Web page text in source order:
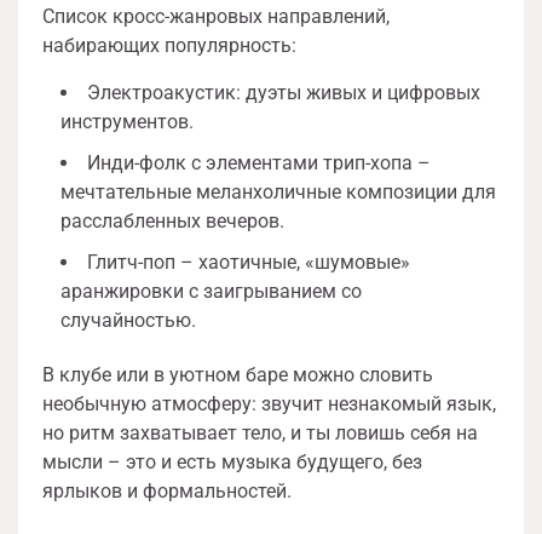
Список кросс-жанровых направлений,
набирающих популярность:
Электроакустик: дуэты живых и цифровых
инструментов.
Инди-фолк с элементами трип-хопа –
мечтательные меланхоличные композиции для
расслабленных вечеров.
Глитч-поп – хаотичные, «шумовые»
аранжировки с заигрыванием со
случайностью.
В клубе или в уютном баре можно словить
необычную атмосферу: звучит незнакомый язык,
но ритм захватывает тело, и ты ловишь себя на
мысли – это и есть музыка будущего, без
ярлыков и формальностей.